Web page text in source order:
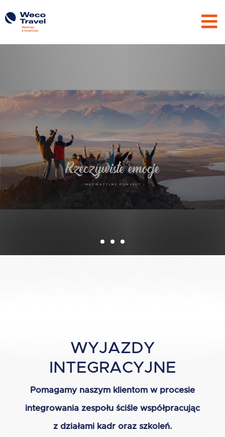
WYJAZDY
INTEGRACYJNE
Pomagamy naszym klientom w procesie
integrowania zespołu ściśle współpracując
z działami kadr oraz szkoleń.